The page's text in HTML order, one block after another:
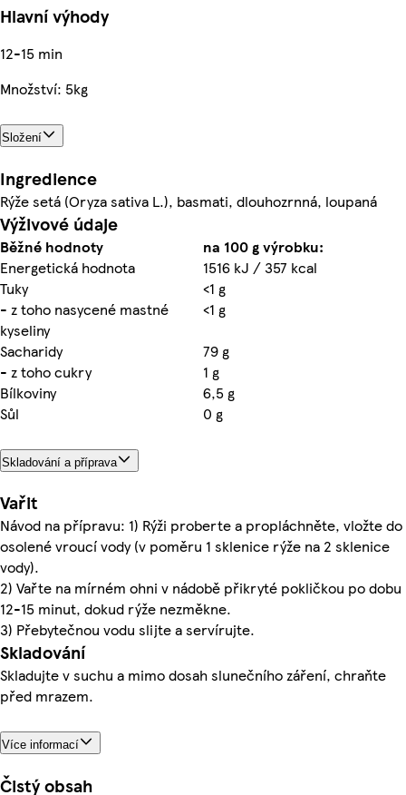
Hlavní výhody
12-15 min
Množství: 5kg
Složení
Ingredience
Rýže setá (Oryza sativa L.), basmati, dlouhozrnná, loupaná
Výživové údaje
Běžné hodnoty
na 100 g výrobku:
Energetická hodnota
1516 kJ / 357 kcal
Tuky
<1 g
- z toho nasycené mastné
kyseliny
<1 g
Sacharidy
79 g
- z toho cukry
1 g
Bílkoviny
6,5 g
Sůl
0 g
Skladování a příprava
Vařit
Návod na přípravu: 1) Rýži proberte a propláchněte, vložte do
osolené vroucí vody (v poměru 1 sklenice rýže na 2 sklenice
vody).
2) Vařte na mírném ohni v nádobě přikryté pokličkou po dobu
12-15 minut, dokud rýže nezměkne.
3) Přebytečnou vodu slijte a servírujte.
Skladování
Skladujte v suchu a mimo dosah slunečního záření, chraňte
před mrazem.
Více informací
Čistý obsah